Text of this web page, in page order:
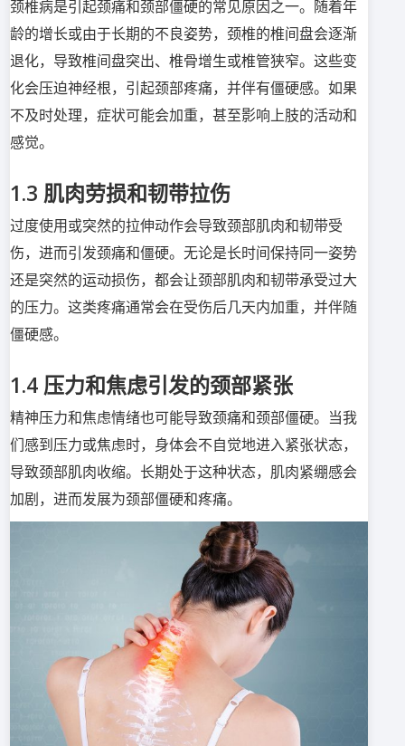
颈椎病是引起颈痛和颈部僵硬的常见原因之一。随着年
龄的增长或由于长期的不良姿势，颈椎的椎间盘会逐渐
退化，导致椎间盘突出、椎骨增生或椎管狭窄。这些变
化会压迫神经根，引起颈部疼痛，并伴有僵硬感。如果
不及时处理，症状可能会加重，甚至影响上肢的活动和
感觉。
1.3 肌肉劳损和韧带拉伤
过度使用或突然的拉伸动作会导致颈部肌肉和韧带受
伤，进而引发颈痛和僵硬。无论是长时间保持同一姿势
还是突然的运动损伤，都会让颈部肌肉和韧带承受过大
的压力。这类疼痛通常会在受伤后几天内加重，并伴随
僵硬感。
1.4 压力和焦虑引发的颈部紧张
精神压力和焦虑情绪也可能导致颈痛和颈部僵硬。当我
们感到压力或焦虑时，身体会不自觉地进入紧张状态，
导致颈部肌肉收缩。长期处于这种状态，肌肉紧绷感会
加剧，进而发展为颈部僵硬和疼痛。